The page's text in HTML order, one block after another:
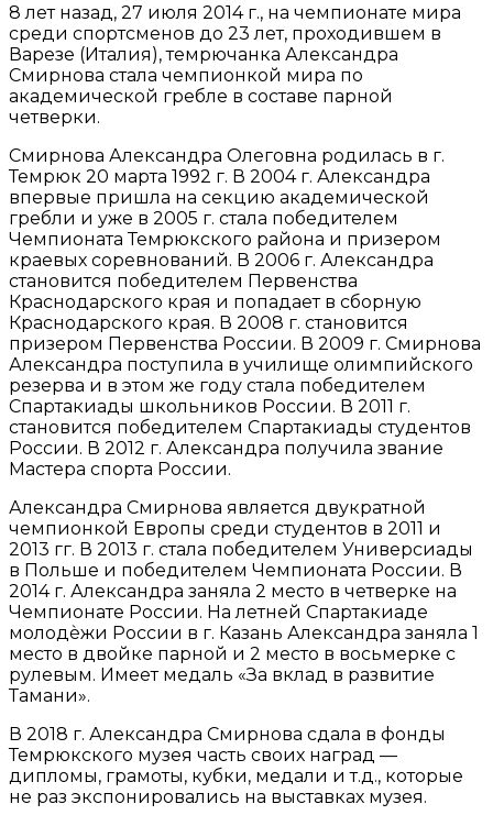
8 лет назад, 27 июля 2014 г., на чемпионате мира
среди спортсменов до 23 лет, проходившем в
Варезе (Италия), темрючанка Александра
Смирнова стала чемпионкой мира по
академической гребле в составе парной
четверки.
Смирнова Александра Олеговна родилась в г.
Темрюк 20 марта 1992 г. В 2004 г. Александра
впервые пришла на секцию академической
гребли и уже в 2005 г. стала победителем
Чемпионата Темрюкского района и призером
краевых соревнований. В 2006 г. Александра
становится победителем Первенства
Краснодарского края и попадает в сборную
Краснодарского края. В 2008 г. становится
призером Первенства России. В 2009 г. Смирнова
Александра поступила в училище олимпийского
резерва и в этом же году стала победителем
Спартакиады школьников России. В 2011 г.
становится победителем Спартакиады студентов
России. В 2012 г. Александра получила звание
Мастера спорта России.
Александра Смирнова является двукратной
чемпионкой Европы среди студентов в 2011 и
2013 гг. В 2013 г. стала победителем Универсиады
в Польше и победителем Чемпионата России. В
2014 г. Александра заняла 2 место в четверке на
Чемпионате России. На летней Спартакиаде
молодѐжи России в г. Казань Александра заняла 1
место в двойке парной и 2 место в восьмерке с
рулевым. Имеет медаль «За вклад в развитие
Тамани».
В 2018 г. Александра Смирнова сдала в фонды
Темрюкского музея часть своих наград —
дипломы, грамоты, кубки, медали и т.д., которые
не раз экспонировались на выставках музея.